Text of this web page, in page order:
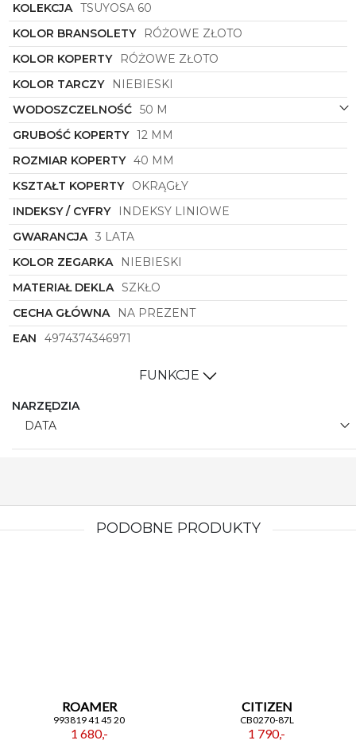
Zegarek Męski Citizen
elegancja i styl, lecz także precyzja działania i
niezawodność marki, której historia sięga daleko w
przeszłość. Dzięki połączeniu tradycji z innowacjami
technologicznymi, ten model stanowi doskonałą
propozycję dla wymagających klientów, ceniących
sobie jakość, design i perfekcję w każdym detalu.
Włączając ten zegarek do swojej kolekcji,
inwestujesz w nie tylko w elegancki dodatek, ale
także w czas bez zmartwień i nieustający styl.
Citizen NK0023-57Lto synonim luksusu i prestiżu,
który podkreśli Twój indywidualny charakter i
wyjątkowość. Pozwól sobie na wyjątkowość,
wybierając zegarek, który uwydatni Twój osobisty
styl i sprawi, że będziesz wyróżniać się z tłumu.
KOLEKCJA TSUYOSA 60
KOLOR BRANSOLETY
RÓŻOWE ZŁOTO
KOLOR KOPERTY
RÓŻOWE ZŁOTO
KOLOR TARCZY
NIEBIESKI
WODOSZCZELNOŚĆ 50 M
GRUBOŚĆ KOPERTY 12 MM
ROZMIAR KOPERTY 40 MM
KSZTAŁT KOPERTY OKRĄGŁY
INDEKSY / CYFRY
INDEKSY LINIOWE
GWARANCJA 3 LATA
KOLOR ZEGARKA
NIEBIESKI
MATERIAŁ DEKLA SZKŁO
CECHA GŁÓWNA
NA PREZENT
EAN
4974374346971
FUNKCJE
NARZĘDZIA
DATA
PODOBNE PRODUKTY
ROAMER
993819 41 45 20
1 680,-
CITIZEN
CB0270-87L
1 790,-